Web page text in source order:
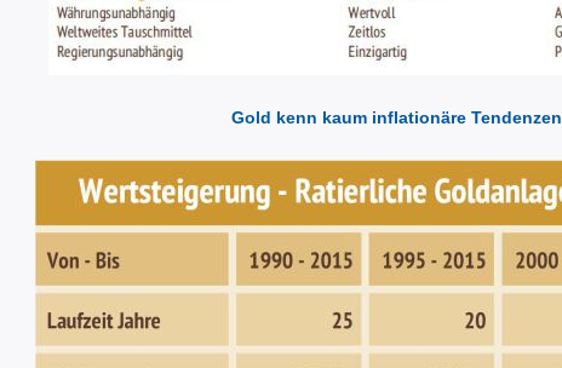
Gold kenn kaum inflationäre Tendenzen